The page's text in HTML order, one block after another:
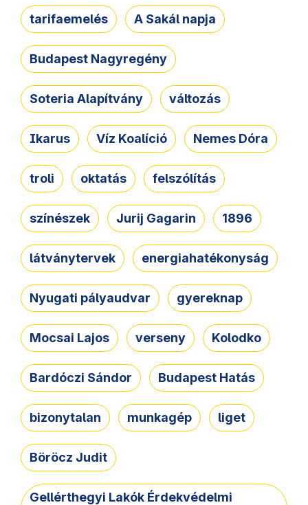
tarifaemelés A Sakál napja
Budapest Nagyregény
Soteria Alapítvány változás
Ikarus Víz Koalíció Nemes Dóra
troli oktatás felszólítás
színészek Jurij Gagarin 1896
látványtervek energiahatékonyság
Nyugati pályaudvar gyereknap
Mocsai Lajos verseny Kolodko
Bardóczi Sándor Budapest Hatás
bizonytalan munkagép liget
Böröcz Judit
Gellérthegyi Lakók Érdekvédelmi